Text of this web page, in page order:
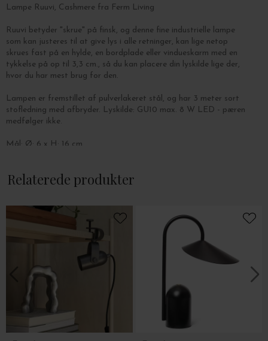
Lampe Ruuvi, Cashmere fra Ferm Living
Ruuvi betyder "skrue" på finsk, og denne fine industrielle lampe
som kan justeres til at give lys i alle retninger, kan lige netop
skrues fast på en hylde, en bordplade eller vindueskarm med en
tykkelse på op til 3,3 cm., så du kan placere din lyskilde lige der,
hvor du har mest brug for den.
Lampen er fremstillet af pulverlakeret stål, og har 3 meter sort
stofledning med afbryder. Lyskilde: GU10 max. 8 W LED - pæren
medfølger ikke.
Mål: Ø: 6 x H: 16 cm.
Relaterede produkter